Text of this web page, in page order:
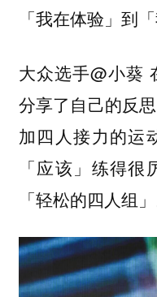
「我在体验」到
大众选手@小葵
分享了自己的反
加四人接力的运
「应该」练得
「轻松的四人组」